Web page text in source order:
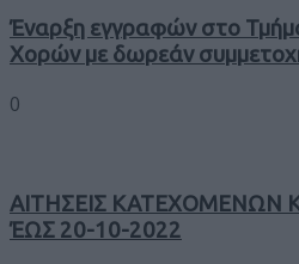
Έναρξη εγγραφών στο
Χορών με δωρεάν
0
ΑΙΤΗΣΕΙΣ ΚΑΤΕΧΟΜΕΝΩΝ
ΈΩΣ 20-10-2022